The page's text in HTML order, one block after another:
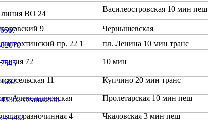
линия ВО 24
Василеостровская 10 мин пеш
9
Чернышевская
пр. 22 1
пл. Ленина 10 мин транс
линия 72 10 мин
11 Купчино 20 мин транс
Александровская Пролетарская 10 мин пеш
разночинная 4 Чкаловская 3 мин пеш